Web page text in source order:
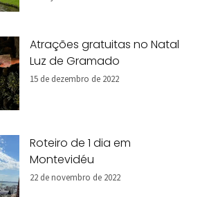
Atrações gratuitas no Natal
Luz de Gramado
15 de dezembro de 2022
Roteiro de 1 dia em
Montevidéu
22 de novembro de 2022